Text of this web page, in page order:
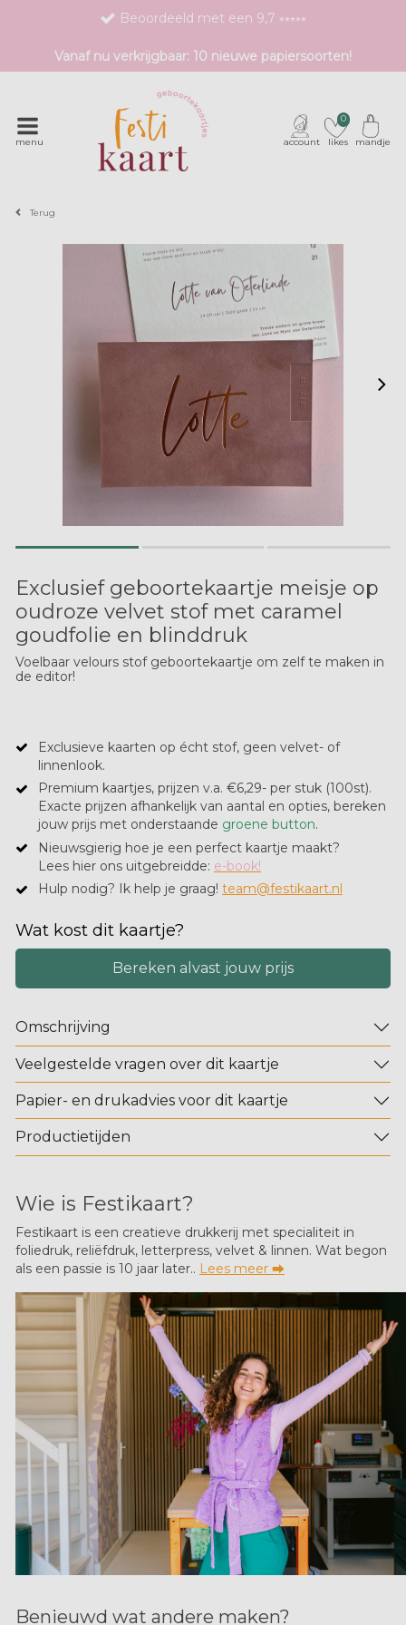
Beoordeeld met een 9,7 ⭒⭒⭒⭒⭒
Exclusieve geboortekaartjes met unieke druktechnieken
Vanaf nu verkrijgbaar: 10 nieuwe papiersoorten!
menu account likes
0
mandje
Terug
Exclusief geboortekaartje meisje op
oudroze velvet stof met caramel
goudfolie en blinddruk
Voelbaar velours stof geboortekaartje om zelf te maken in
de editor!
Exclusieve kaarten op écht stof, geen velvet- of
linnenlook.
Premium kaartjes, prijzen v.a. €6,29- per stuk (100st).
Exacte prijzen afhankelijk van aantal en opties, bereken
jouw prijs met onderstaande groene button.
Nieuwsgierig hoe je een perfect kaartje maakt?
​Lees hier ons uitgebreidde: e-book!
Hulp nodig? Ik help je graag! team@festikaart.nl
Wat kost dit kaartje?
Bereken alvast jouw prijs
Omschrijving
Veelgestelde vragen over dit kaartje
Papier- en drukadvies voor dit kaartje
Productietijden
Wie is Festikaart?
Festikaart is een creatieve drukkerij met specialiteit in
foliedruk, reliëfdruk, letterpress, velvet & linnen. Wat begon
als een passie is 10 jaar later.. Lees meer ⮕
Benieuwd wat andere maken?